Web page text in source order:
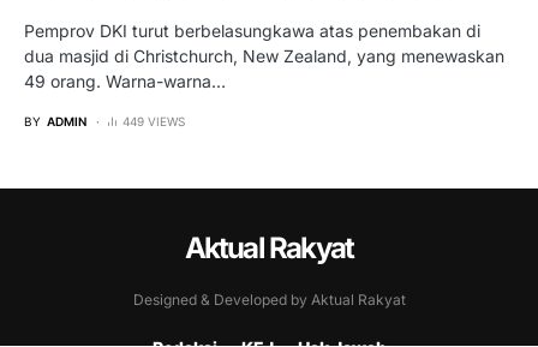
Pemprov DKI turut berbelasungkawa atas penembakan di
dua masjid di Christchurch, New Zealand, yang menewaskan
49 orang. Warna-warna…
BY ADMIN 449 VIEWS
Aktual Rakyat
Designed & Developed by Aktual Rakyat